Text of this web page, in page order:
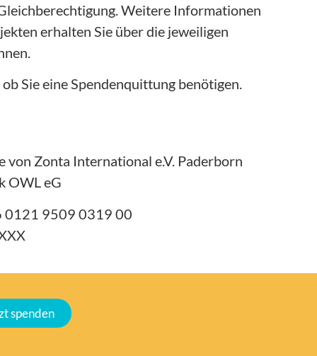
Weitere Informationen
erhalten Sie über die jeweiligen
Sie eine Spendenquittung benötigen.
von Zonta International e.V. Paderborn
OWL eG
0121 9509 0319 00
spenden